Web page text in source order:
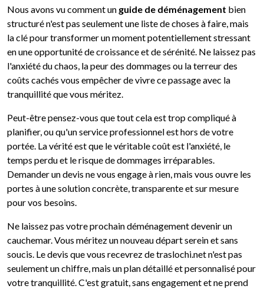
Nous avons vu comment un guide de déménagement bien
structuré n'est pas seulement une liste de choses à faire, mais
la clé pour transformer un moment potentiellement stressant
en une opportunité de croissance et de sérénité. Ne laissez pas
l'anxiété du chaos, la peur des dommages ou la terreur des
coûts cachés vous empêcher de vivre ce passage avec la
tranquillité que vous méritez.
Peut-être pensez-vous que tout cela est trop compliqué à
planifier, ou qu'un service professionnel est hors de votre
portée. La vérité est que le véritable coût est l'anxiété, le
temps perdu et le risque de dommages irréparables.
Demander un devis ne vous engage à rien, mais vous ouvre les
portes à une solution concrète, transparente et sur mesure
pour vos besoins.
Ne laissez pas votre prochain déménagement devenir un
cauchemar. Vous méritez un nouveau départ serein et sans
soucis. Le devis que vous recevrez de traslochi.net n'est pas
seulement un chiffre, mais un plan détaillé et personnalisé pour
votre tranquillité. C'est gratuit, sans engagement et ne prend